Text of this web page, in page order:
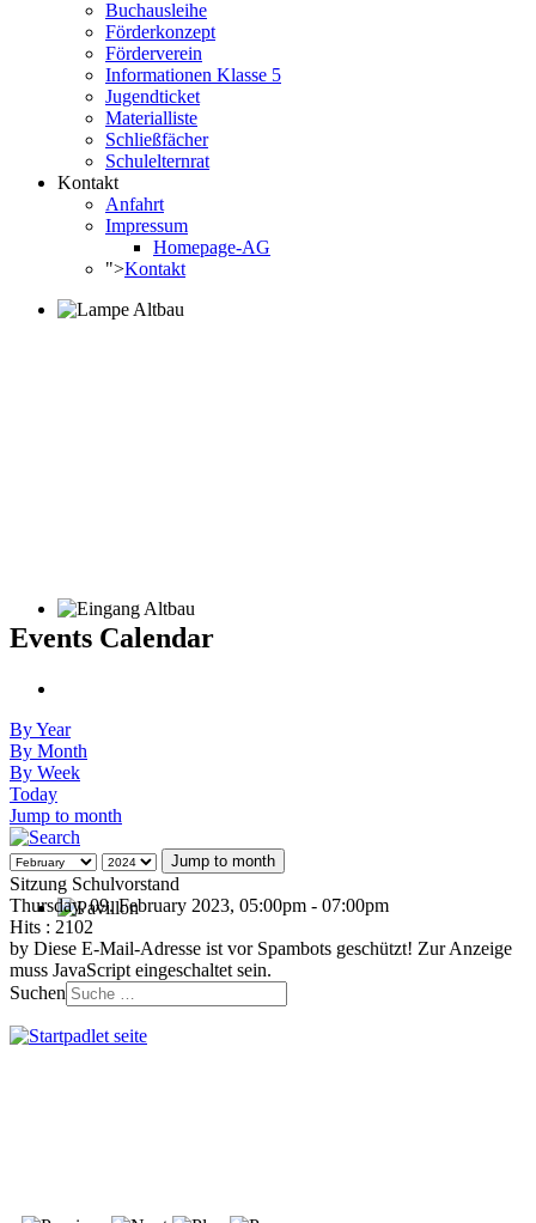
Buchausleihe
Förderkonzept
Förderverein
Informationen Klasse 5
Jugendticket
Materialliste
Schließfächer
Schulelternrat
Kontakt
Anfahrt
Impressum
Homepage-AG
">Kontakt
Events Calendar
By Year
By Month
By Week
Today
Jump to month
Jump to month
Sitzung Schulvorstand
Thursday, 09. February 2023, 05:00pm - 07:00pm
Hits : 2102
by Diese E-Mail-Adresse ist vor Spambots geschützt! Zur Anzeige
muss JavaScript eingeschaltet sein.
Suchen